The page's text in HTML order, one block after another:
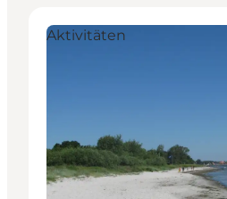
Aktivitäten